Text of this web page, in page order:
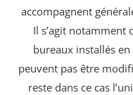
accompagnent
Il s’agit notamment
bureaux installés
peuvent pas être
reste dans ce cas